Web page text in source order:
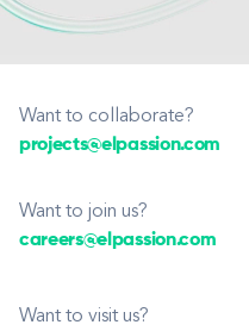
Want to collaborate?
projects@elpassion.com
Want to join us?
careers@elpassion.com
Want to visit us?